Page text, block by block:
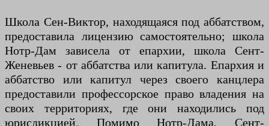
Школа Сен-Виктор, находящаяся под аббатством,
предоставила лицензию самостоятельно; школа
Нотр-Дам зависела от епархии, школа Сент-
Женевьев - от аббатства или капитула. Епархия и
аббатство или капитул через своего канцлера
предоставили профессорское право владения на
своих территориях, где они находились под
юрисдикцией. Помимо Нотр-Дама, Сент-